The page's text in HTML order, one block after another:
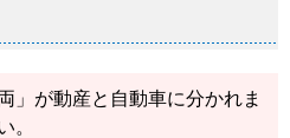
」が動産と自動車に分かれま
。